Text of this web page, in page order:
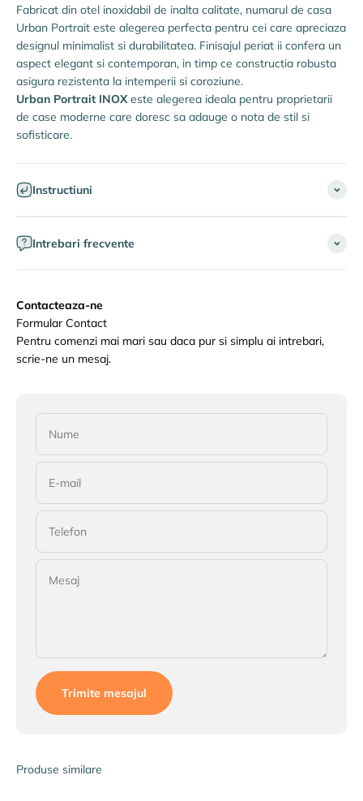
Fabricat din otel inoxidabil de inalta calitate, numarul de casa
Urban Portrait este alegerea perfecta pentru cei care apreciaza
designul minimalist si durabilitatea. Finisajul periat ii confera un
aspect elegant si contemporan, in timp ce constructia robusta
asigura rezistenta la intemperii si coroziune.
Urban Portrait INOX este alegerea ideala pentru proprietarii
de case moderne care doresc sa adauge o nota de stil si
sofisticare.
Instructiuni
Intrebari frecvente
Contacteaza-ne
Formular Contact
Pentru comenzi mai mari sau daca pur si simplu ai intrebari,
scrie-ne un mesaj.
Nume
E-mail
Telefon
Mesaj
Trimite mesajul
Produse similare